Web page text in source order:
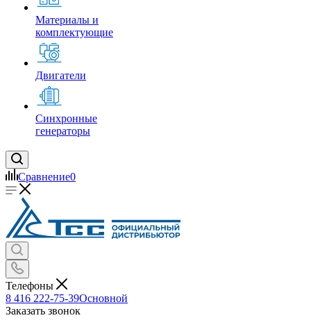
Материалы и
комплектующие
Двигатели
Синхронные
генераторы
Сравнение0
Телефоны
8 416 222-75-39Основной
Заказать звонок